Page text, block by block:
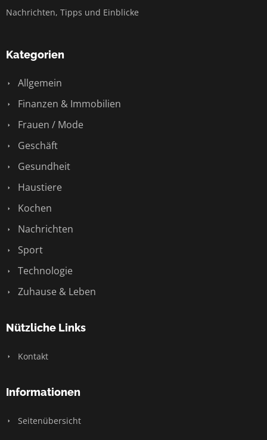
Nachrichten, Tipps und Einblicke
Kategorien
Allgemein
Finanzen & Immobilien
Frauen / Mode
Geschäft
Gesundheit
Haustiere
Kochen
Nachrichten
Sport
Technologie
Zuhause & Leben
Nützliche Links
Kontakt
Informationen
Seitenübersicht